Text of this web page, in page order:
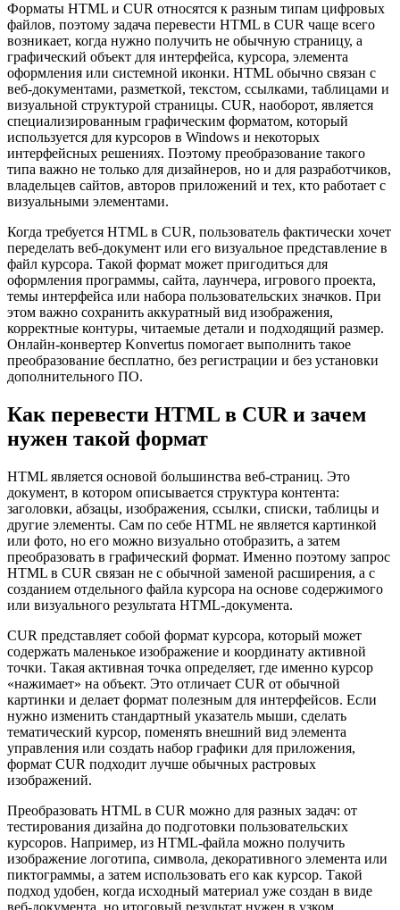
Форматы HTML и CUR относятся к разным типам цифровых
файлов, поэтому задача перевести HTML в CUR чаще всего
возникает, когда нужно получить не обычную страницу, а
графический объект для интерфейса, курсора, элемента
оформления или системной иконки. HTML обычно связан с
веб-документами, разметкой, текстом, ссылками, таблицами и
визуальной структурой страницы. CUR, наоборот, является
специализированным графическим форматом, который
используется для курсоров в Windows и некоторых
интерфейсных решениях. Поэтому преобразование такого
типа важно не только для дизайнеров, но и для разработчиков,
владельцев сайтов, авторов приложений и тех, кто работает с
визуальными элементами.
Когда требуется HTML в CUR, пользователь фактически хочет
переделать веб-документ или его визуальное представление в
файл курсора. Такой формат может пригодиться для
оформления программы, сайта, лаунчера, игрового проекта,
темы интерфейса или набора пользовательских значков. При
этом важно сохранить аккуратный вид изображения,
корректные контуры, читаемые детали и подходящий размер.
Онлайн-конвертер Konvertus помогает выполнить такое
преобразование бесплатно, без регистрации и без установки
дополнительного ПО.
Как перевести HTML в CUR и зачем
нужен такой формат
HTML является основой большинства веб-страниц. Это
документ, в котором описывается структура контента:
заголовки, абзацы, изображения, ссылки, списки, таблицы и
другие элементы. Сам по себе HTML не является картинкой
или фото, но его можно визуально отобразить, а затем
преобразовать в графический формат. Именно поэтому запрос
HTML в CUR связан не с обычной заменой расширения, а с
созданием отдельного файла курсора на основе содержимого
или визуального результата HTML-документа.
CUR представляет собой формат курсора, который может
содержать маленькое изображение и координату активной
точки. Такая активная точка определяет, где именно курсор
«нажимает» на объект. Это отличает CUR от обычной
картинки и делает формат полезным для интерфейсов. Если
нужно изменить стандартный указатель мыши, сделать
тематический курсор, поменять внешний вид элемента
управления или создать набор графики для приложения,
формат CUR подходит лучше обычных растровых
изображений.
Преобразовать HTML в CUR можно для разных задач: от
тестирования дизайна до подготовки пользовательских
курсоров. Например, из HTML-файла можно получить
изображение логотипа, символа, декоративного элемента или
пиктограммы, а затем использовать его как курсор. Такой
подход удобен, когда исходный материал уже создан в виде
веб-документа, но итоговый результат нужен в узком